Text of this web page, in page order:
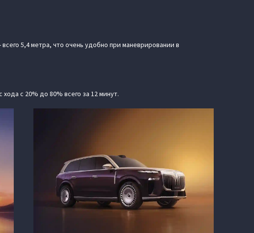
5,4 метра, что очень удобно при маневрировании в
с 20% до 80% всего за 12 минут.